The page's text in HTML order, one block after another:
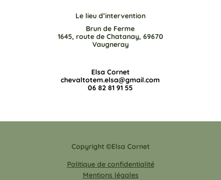
Le lieu d’intervention
Brun de Ferme
1645, route de Chatanay, 69670
Vaugneray
Elsa Cornet
chevaltotem.elsa@gmail.com
06 82 81 91 55
Copyright ©Elsa Cornet
Politique de confidentialité
Mentions légales